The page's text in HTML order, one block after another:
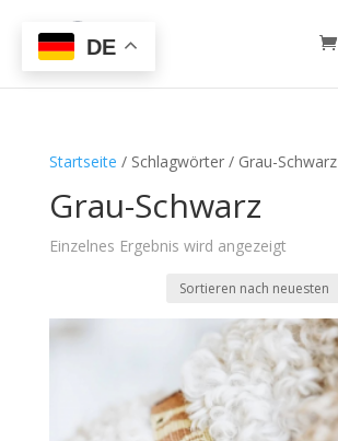
Startseite / Schlagwörter / Grau-Schwarz
Grau-Schwarz
Einzelnes Ergebnis wird angezeigt
DE